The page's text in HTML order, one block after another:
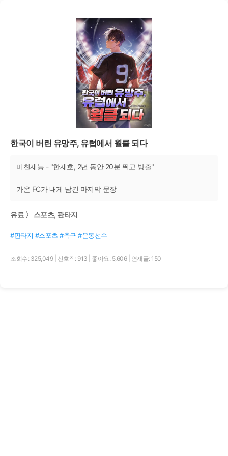
한국이 버린 유망주, 유럽에서 월클 되다
미친재능 - "한재호, 2년 동안 20분 뛰고 방출"
가온 FC가 내게 남긴 마지막 문장
유료 〉 스포츠, 판타지
#판타지 #스포츠 #축구 #운동선수
조회수: 325,049 선호작: 913 좋아요: 5,606 연재글: 150